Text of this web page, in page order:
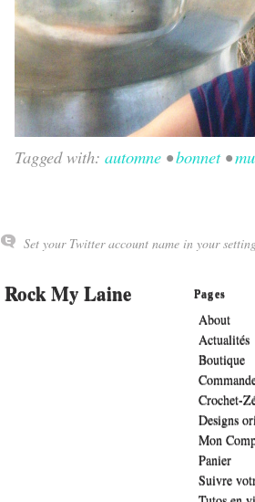
Tagged with: automne •bonnet•
Set your Twitter account name in your
Rock My Laine Pages
About
Actualités
Boutique
Crochet-
Designs
Mon
Panier
Suivre